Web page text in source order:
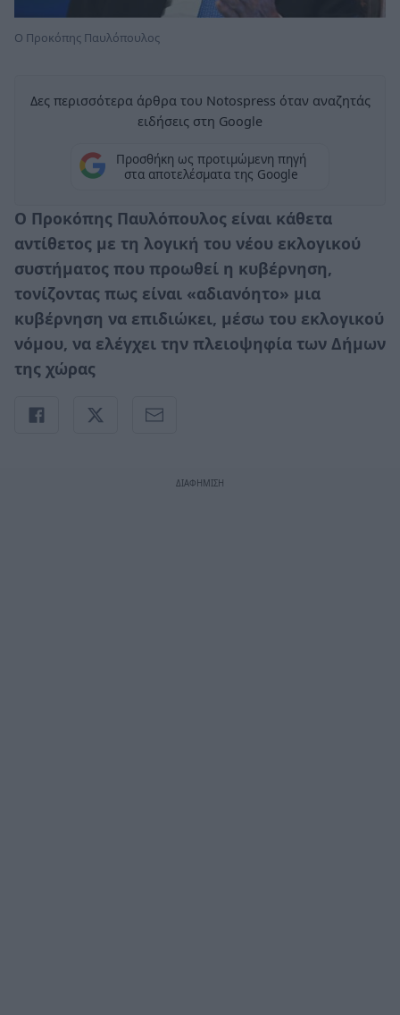
Ο Προκόπης Παυλόπουλος
Δες περισσότερα άρθρα του Notospress όταν αναζητάς
ειδήσεις στη Google
Προσθήκη ως προτιμώμενη πηγή
στα αποτελέσματα της Google
Ο Προκόπης Παυλόπουλος είναι κάθετα
αντίθετος με τη λογική του νέου εκλογικού
συστήματος που προωθεί η κυβέρνηση,
τονίζοντας πως είναι «αδιανόητο» μια
κυβέρνηση να επιδιώκει, μέσω του εκλογικού
νόμου, να ελέγχει την πλειοψηφία των Δήμων
της χώρας